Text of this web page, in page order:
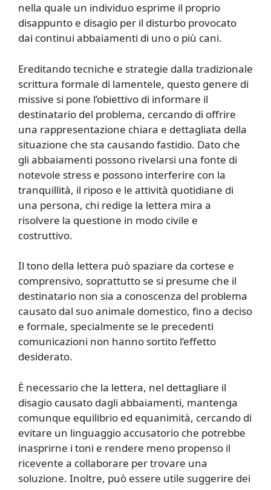
nella quale un individuo esprime il proprio
disappunto e disagio per il disturbo provocato
dai continui abbaiamenti di uno o più cani.
Ereditando tecniche e strategie dalla tradizionale
scrittura formale di lamentele, questo genere di
missive si pone l’obiettivo di informare il
destinatario del problema, cercando di offrire
una rappresentazione chiara e dettagliata della
situazione che sta causando fastidio. Dato che
gli abbaiamenti possono rivelarsi una fonte di
notevole stress e possono interferire con la
tranquillità, il riposo e le attività quotidiane di
una persona, chi redige la lettera mira a
risolvere la questione in modo civile e
costruttivo.
Il tono della lettera può spaziare da cortese e
comprensivo, soprattutto se si presume che il
destinatario non sia a conoscenza del problema
causato dal suo animale domestico, fino a deciso
e formale, specialmente se le precedenti
comunicazioni non hanno sortito l’effetto
desiderato.
È necessario che la lettera, nel dettagliare il
disagio causato dagli abbaiamenti, mantenga
comunque equilibrio ed equanimità, cercando di
evitare un linguaggio accusatorio che potrebbe
inasprirne i toni e rendere meno propenso il
ricevente a collaborare per trovare una
soluzione. Inoltre, può essere utile suggerire dei